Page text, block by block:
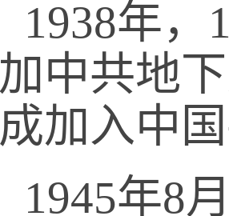
1938年
加中共地
成加入中
1945年8